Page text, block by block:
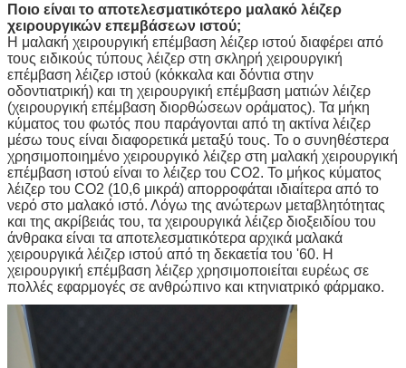
Ποιο είναι το αποτελεσματικότερο μαλακό λέιζερ
χειρουργικών επεμβάσεων ιστού;
Η μαλακή χειρουργική επέμβαση λέιζερ ιστού διαφέρει από
τους ειδικούς τύπους λέιζερ στη σκληρή χειρουργική
επέμβαση λέιζερ ιστού (κόκκαλα και δόντια στην
οδοντιατρική) και τη χειρουργική επέμβαση ματιών λέιζερ
(χειρουργική επέμβαση διορθώσεων οράματος). Τα μήκη
κύματος του φωτός που παράγονται από τη ακτίνα λέιζερ
μέσω τους είναι διαφορετικά μεταξύ τους. Το ο συνηθέστερα
χρησιμοποιημένο χειρουργικό λέιζερ στη μαλακή χειρουργική
επέμβαση ιστού είναι το λέιζερ του CO2. Το μήκος κύματος
λέιζερ του CO2 (10,6 μικρά) απορροφάται ιδιαίτερα από το
νερό στο μαλακό ιστό. Λόγω της ανώτερων μεταβλητότητας
και της ακρίβειάς του, τα χειρουργικά λέιζερ διοξειδίου του
άνθρακα είναι τα αποτελεσματικότερα αρχικά μαλακά
χειρουργικά λέιζερ ιστού από τη δεκαετία του '60. Η
χειρουργική επέμβαση λέιζερ χρησιμοποιείται ευρέως σε
πολλές εφαρμογές σε ανθρώπινο και κτηνιατρικό φάρμακο.